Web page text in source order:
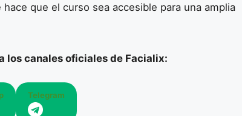
que el curso sea accesible para una amplia
los canales oficiales de Facialix:
Telegram